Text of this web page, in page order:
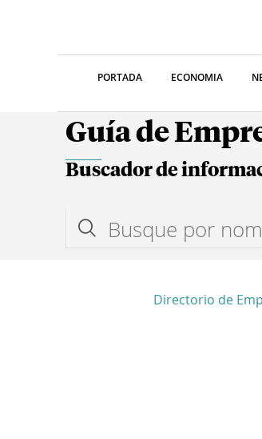
PORTADA ECONOMIA
Guía de
Buscador de
Directorio de